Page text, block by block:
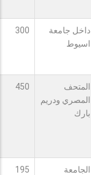
داخل جامعة
اسيوط
300
المتحف
المصري ودريم
بارك
450
الجامعة
195